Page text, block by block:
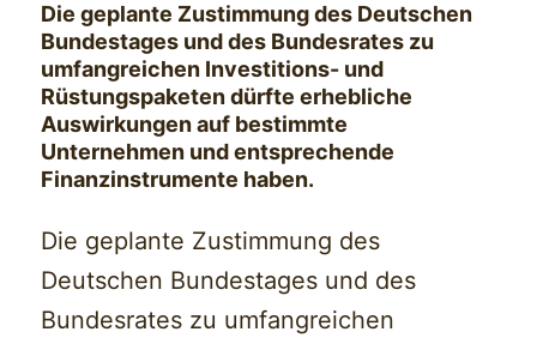
Die geplante Zustimmung des Deutschen
Bundestages und des Bundesrates zu
umfangreichen Investitions- und
Rüstungspaketen dürfte erhebliche
Auswirkungen auf bestimmte
Unternehmen und entsprechende
Finanzinstrumente haben.
Die geplante Zustimmung des
Deutschen Bundestages und des
Bundesrates zu umfangreichen